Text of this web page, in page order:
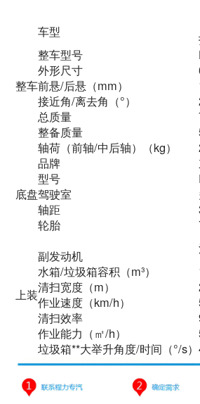
整车
车型
整车型号
外形尺寸
前悬/后悬（mm）
接近角/离去角（°）
总质量
整备质量
轴荷（前轴/中后轴）（kg）
底盘
品牌
型号
驾驶室
轴距
轮胎
上装
副发动机
水箱/垃圾箱容积（m³）
清扫宽度（m）
作业速度（km/h）
清扫效率
作业能力（㎡/h）
垃圾箱**大举升角度/时间（°/s）